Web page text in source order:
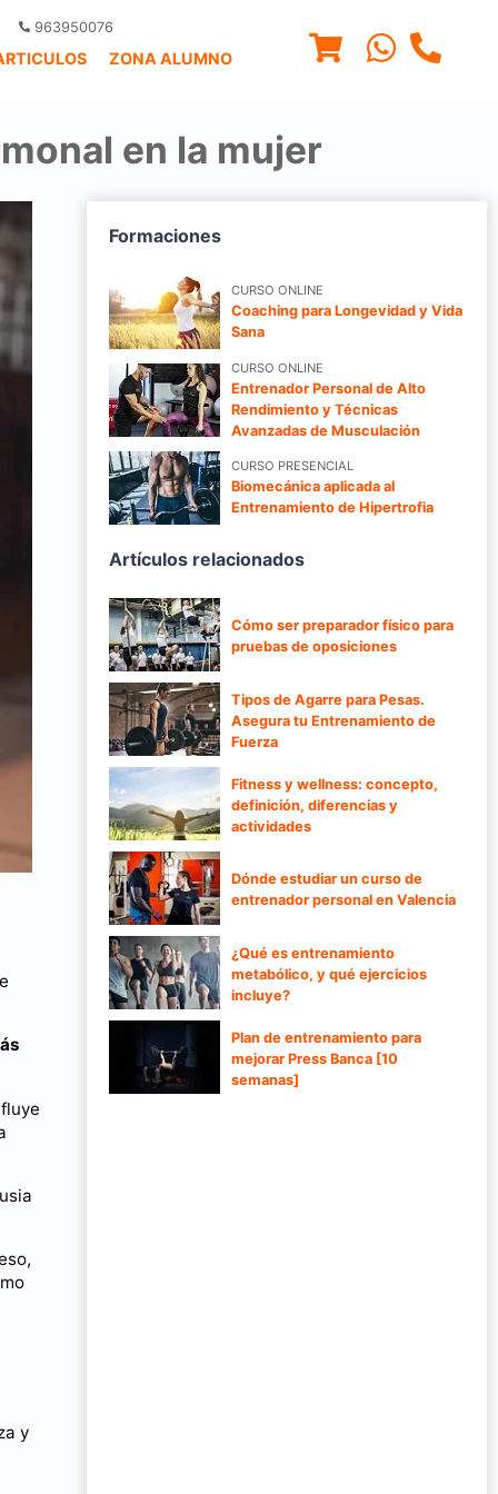
963950076
ZONA ALUMNO
en la mujer
y
Formaciones
CURSO ONLINE
Coaching para Longevidad y Vida
Sana
CURSO ONLINE
Entrenador Personal de Alto
Rendimiento y Técnicas
Avanzadas de Musculación
CURSO PRESENCIAL
Biomecánica aplicada al
Entrenamiento de Hipertrofia
Artículos relacionados
Cómo ser preparador físico para
pruebas de oposiciones
Tipos de Agarre para Pesas.
Asegura tu Entrenamiento de
Fuerza
Fitness y wellness: concepto,
definición, diferencias y
actividades
Dónde estudiar un curso de
entrenador personal en Valencia
¿Qué es entrenamiento
metabólico, y qué ejercicios
incluye?
Plan de entrenamiento para
mejorar Press Banca [10
semanas]